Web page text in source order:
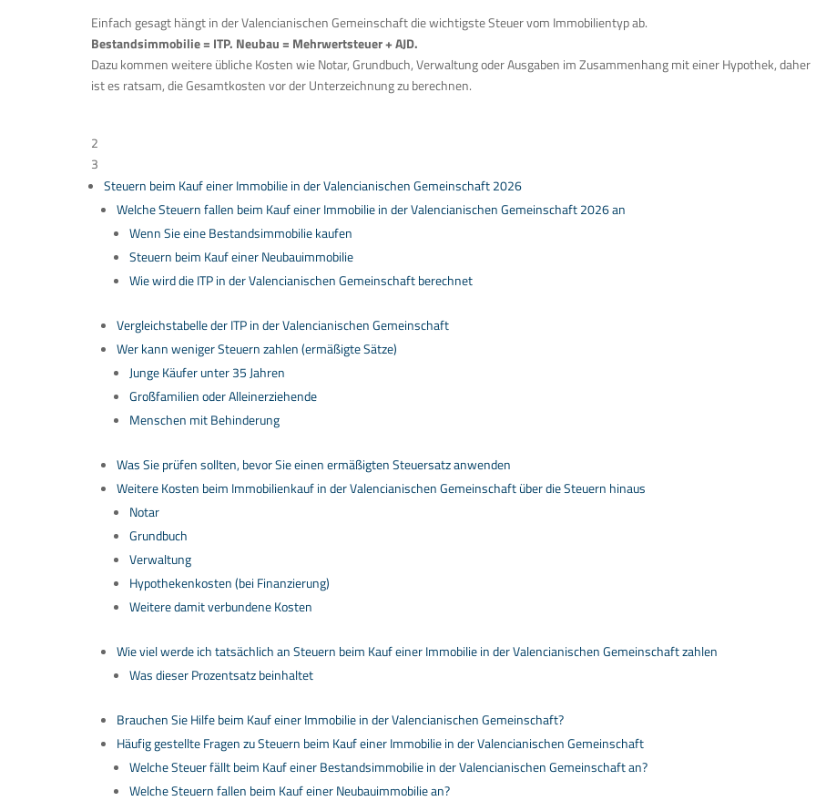
Einfach gesagt hängt in der Valencianischen Gemeinschaft die wichtigste Steuer vom Immobilientyp ab.
Bestandsimmobilie = ITP. Neubau = Mehrwertsteuer + AJD.
Dazu kommen weitere übliche Kosten wie Notar, Grundbuch, Verwaltung oder Ausgaben im Zusammenhang mit einer Hypothek, daher
ist es ratsam, die Gesamtkosten vor der Unterzeichnung zu berechnen.
2
3
Steuern beim Kauf einer Immobilie in der Valencianischen Gemeinschaft 2026
Welche Steuern fallen beim Kauf einer Immobilie in der Valencianischen Gemeinschaft 2026 an
Wenn Sie eine Bestandsimmobilie kaufen
Steuern beim Kauf einer Neubauimmobilie
Wie wird die ITP in der Valencianischen Gemeinschaft berechnet
Vergleichstabelle der ITP in der Valencianischen Gemeinschaft
Wer kann weniger Steuern zahlen (ermäßigte Sätze)
Junge Käufer unter 35 Jahren
Großfamilien oder Alleinerziehende
Menschen mit Behinderung
Was Sie prüfen sollten, bevor Sie einen ermäßigten Steuersatz anwenden
Weitere Kosten beim Immobilienkauf in der Valencianischen Gemeinschaft über die Steuern hinaus
Notar
Grundbuch
Verwaltung
Hypothekenkosten (bei Finanzierung)
Weitere damit verbundene Kosten
Wie viel werde ich tatsächlich an Steuern beim Kauf einer Immobilie in der Valencianischen Gemeinschaft zahlen
Was dieser Prozentsatz beinhaltet
Brauchen Sie Hilfe beim Kauf einer Immobilie in der Valencianischen Gemeinschaft?
Häufig gestellte Fragen zu Steuern beim Kauf einer Immobilie in der Valencianischen Gemeinschaft
Welche Steuer fällt beim Kauf einer Bestandsimmobilie in der Valencianischen Gemeinschaft an?
Welche Steuern fallen beim Kauf einer Neubauimmobilie an?